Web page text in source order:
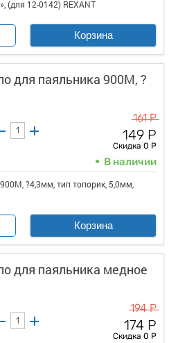
(для 12-0142) REXANT
Корзина
для паяльника 900М, ?
161 Р
149 Р
Скидка 0 Р
В наличии
?4,3мм, тип топорик, 5,0мм,
Корзина
для паяльника медное
194 Р
174 Р
Скидка 0 Р